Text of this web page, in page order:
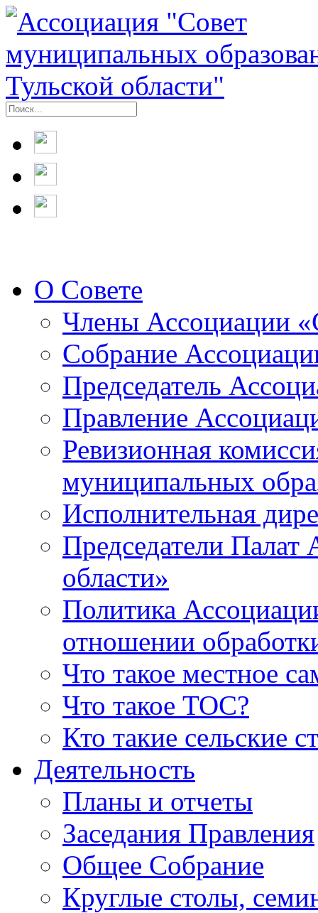
О Совете
Члены Ассоциации
Собрание
Председатель
Правление
Ревизионная
муниципальных
Исполнительная
Председатели
области»
Политика
отношении
Что такое местное
Что такое ТОС?
Кто такие сельские
Деятельность
Планы и отчеты
Заседания Правления
Общее Собрание
Круглые столы,